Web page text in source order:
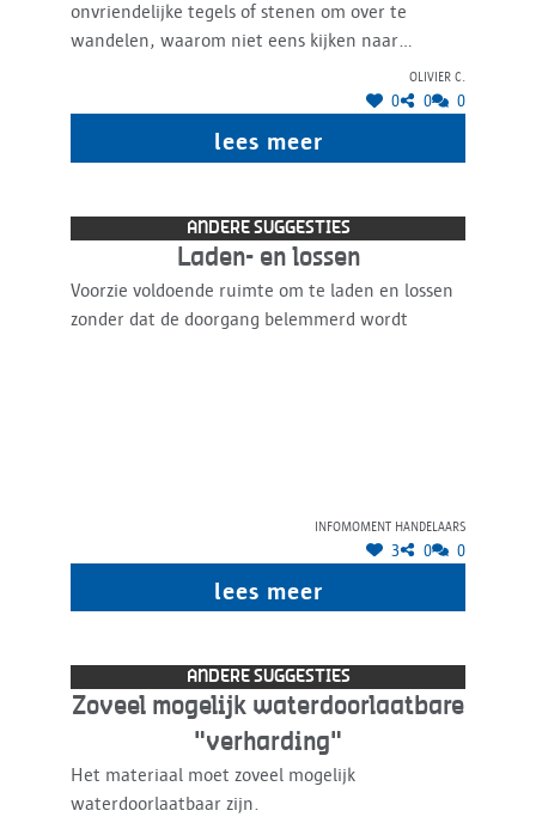
onvriendelijke tegels of stenen om over te
wandelen, waarom niet eens kijken naar
Pavegen? Vermits Antwerpen stad zich groener
wil profileren en ook een voortrekkersrol wil
een duwtje geven. Met een groot verwacht
opleveren. https://www.pavegen.com/en/case-
studies
Olivier C.
0 0 0
lees meer
ANDERE SUGGESTIES
Laden- en lossen
Voorzie voldoende ruimte om te laden en lossen
zonder dat de doorgang belemmerd wordt
Infomoment handelaars
3 0 0
lees meer
ANDERE SUGGESTIES
Zoveel mogelijk waterdoorlaatbare
"verharding"
Het materiaal moet zoveel mogelijk
waterdoorlaatbaar zijn.